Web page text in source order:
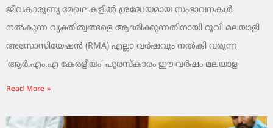
ജീവകാരുണ്യ മേഖലകളിൽ ശ്രദ്ധേയമായ സംഭാവനകൾ
നൽകുന്ന വ്യക്തിത്വങ്ങളെ ആദരിക്കുന്നതിനായി റൂവി മലയാളി
അസോസിയേഷൻ (RMA) എല്ലാ വർഷവും നൽകി വരുന്ന
‘ആർ.എം.എ കേരളീയം’ പുരസ്‌കാരം ഈ വർഷം മലയാള
Read More »